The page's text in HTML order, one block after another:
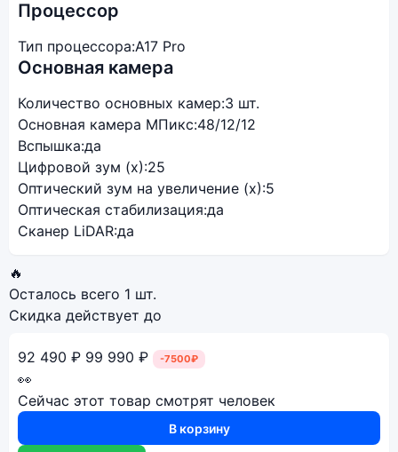
Процессор
Тип процессора:A17 Pro
Основная камера
Количество основных камер:3 шт.
Основная камера МПикс:48/12/12
Вспышка:да
Цифровой зум (x):25
Оптический зум на увеличение (x):5
Оптическая стабилизация:да
Сканер LiDAR:да
🔥
Осталось всего 1 шт.
Скидка действует до
92 490 ₽ 99 990 ₽ -7500₽
👀
Сейчас этот товар смотрят человек
В корзину